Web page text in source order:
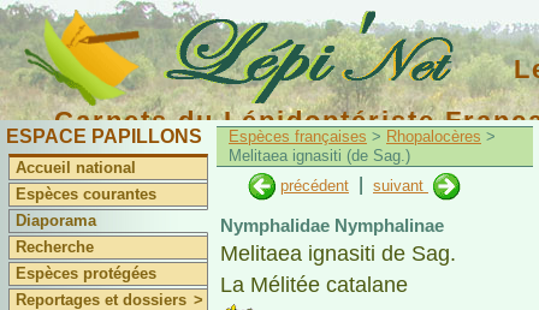
Carnets du Lépidoptériste
ESPACE PAPILLONS
Accueil national
Espèces courantes
Diaporama
Recherche
Espèces protégées
Reportages et dossiers >
Espèces françaises > Rhopalocères >
Melitaea ignasiti (de Sag.)
précédent
suivant
Nymphalidae Nymphalinae
Melitaea ignasiti de Sag.
La Mélitée catalane